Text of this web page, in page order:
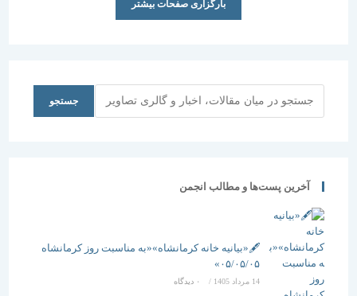
بارگزاری صفحات بیشتر
جستجو
آخرین پست‌ها و مطالب انجمن
🖋️«بیانیه خانه کرمانشاه»«به مناسبت روز کرمانشاه
۰۵/۰۵/۰۵»
/ ۰ دیدگاه